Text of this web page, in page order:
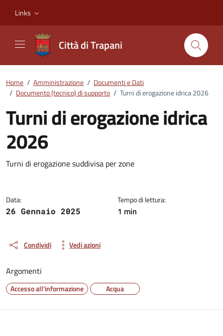
Links
Città di Trapani
Home / Amministrazione / Documenti e Dati
/ Documento (tecnico) di supporto / Turni di erogazione idrica 2026
Turni di erogazione idrica
2026
Dettagli del documento
Turni di erogazione suddivisa per zone
Data:
26 Gennaio 2025
Tempo di lettura:
1 min
Condividi Vedi azioni
Argomenti
Accesso all'informazione Acqua